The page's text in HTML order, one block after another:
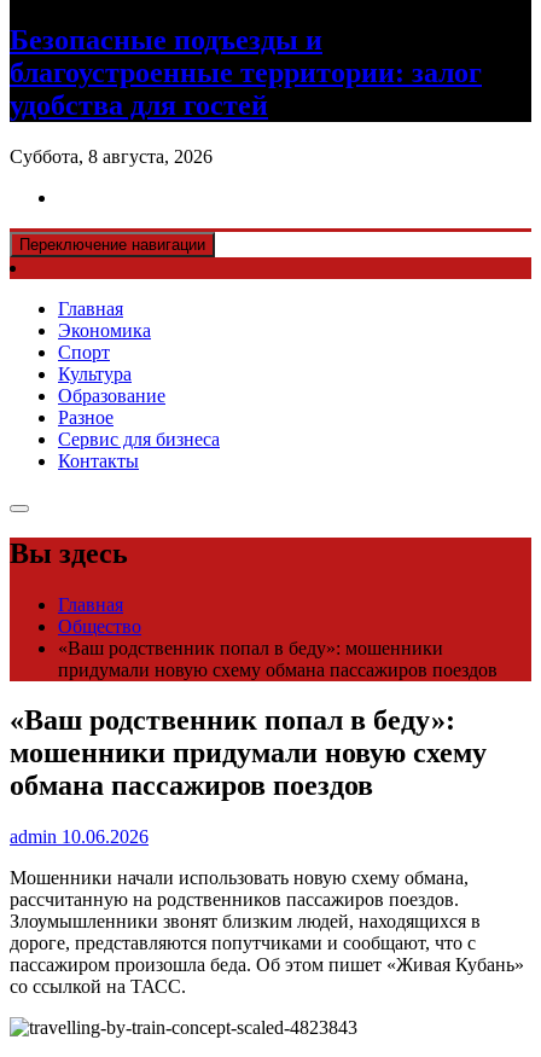
Безопасные подъезды и
благоустроенные территории: залог
удобства для гостей
Суббота, 8 августа, 2026
Переключение навигации
Главная
Экономика
Спорт
Культура
Образование
Разное
Сервис для бизнеса
Контакты
Вы здесь
Главная
Общество
«Ваш родственник попал в беду»: мошенники
придумали новую схему обмана пассажиров поездов
«Ваш родственник попал в беду»:
мошенники придумали новую схему
обмана пассажиров поездов
admin 10.06.2026
Мошенники начали использовать новую схему обмана,
рассчитанную на родственников пассажиров поездов.
Злоумышленники звонят близким людей, находящихся в
дороге, представляются попутчиками и сообщают, что с
пассажиром произошла беда. Об этом пишет «Живая Кубань»
со ссылкой на ТАСС.